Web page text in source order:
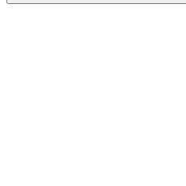
Buscar